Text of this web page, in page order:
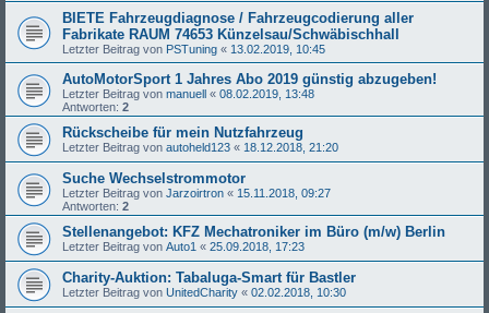
BIETE Fahrzeugdiagnose / Fahrzeugcodierung aller
Fabrikate RAUM 74653 Künzelsau/Schwäbischhall
Letzter Beitrag von PSTuning « 13.02.2019, 10:45
AutoMotorSport 1 Jahres Abo 2019 günstig abzugeben!
Letzter Beitrag von manuell « 08.02.2019, 13:48
Antworten: 2
Rückscheibe für mein Nutzfahrzeug
Letzter Beitrag von autoheld123 « 18.12.2018, 21:20
Suche Wechselstrommotor
Letzter Beitrag von Jarzoirtron « 15.11.2018, 09:27
Antworten: 2
Stellenangebot: KFZ Mechatroniker im Büro (m/w) Berlin
Letzter Beitrag von Auto1 « 25.09.2018, 17:23
Charity-Auktion: Tabaluga-Smart für Bastler
Letzter Beitrag von UnitedCharity « 02.02.2018, 10:30